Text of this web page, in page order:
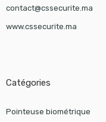
contact@cssecurite.ma
www.cssecurite.ma
Catégories
Pointeuse biométrique